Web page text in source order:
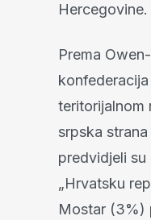
Hercegovine.
Prema
teritorijalnom
srpska
predvidjeli su
„Hrvatsku
Mostar (3%)